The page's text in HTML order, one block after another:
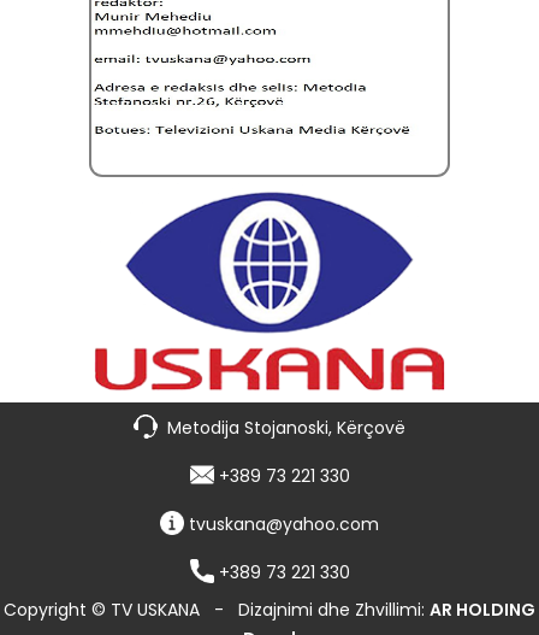
Metodija Stojanoski, Kërçovë
+389 73 221 330
tvuskana@yahoo.com
+389 73 221 330
Copyright © TV USKANA - Dizajnimi dhe Zhvillimi: AR HOLDING